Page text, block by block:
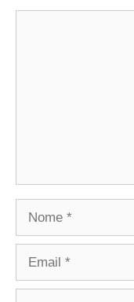
Nome
Email